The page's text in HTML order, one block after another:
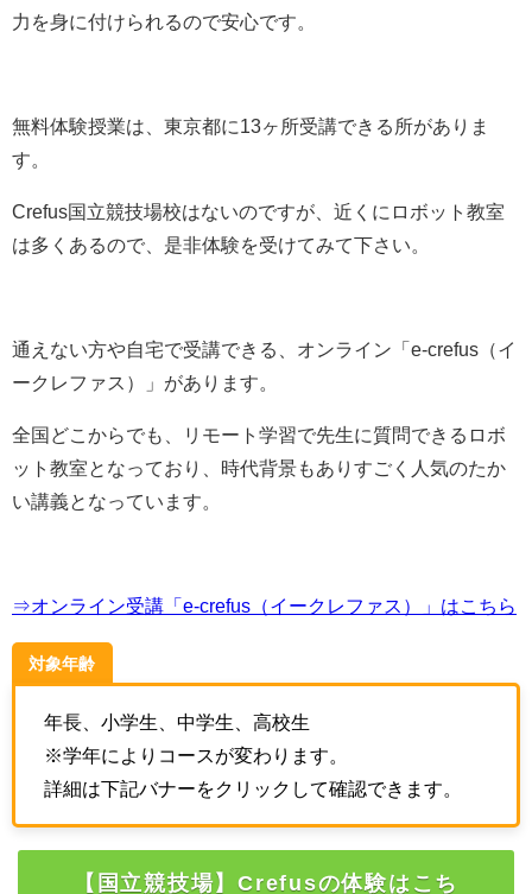
力を身に付けられるので安心です。
無料体験授業は、東京都に13ヶ所受講できる所がありま
す。
Crefus国立競技場校はないのですが、近くにロボット教室
は多くあるので、是非体験を受けてみて下さい。
通えない方や自宅で受講できる、オンライン 「 e-crefus（イ
ークレファス）
」があります。
全国どこからでも、リモート学習で先生に質問できるロボ
ット教室となっており、時代背景もありすごく人気のたか
い講義となっています。
⇒オンライン受講「e-crefus（イークレファス）」はこちら
対象年齢
年長、小学生、中学生、高校生
※学年によりコースが変わります。
詳細は下記バナーをクリックして確認できます。
【国立競技場】Crefusの体験はこち